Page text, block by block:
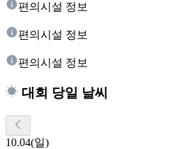
편의시설 정보
편의시설 정보
편의시설 정보
대회 당일 날씨
10.04(일)